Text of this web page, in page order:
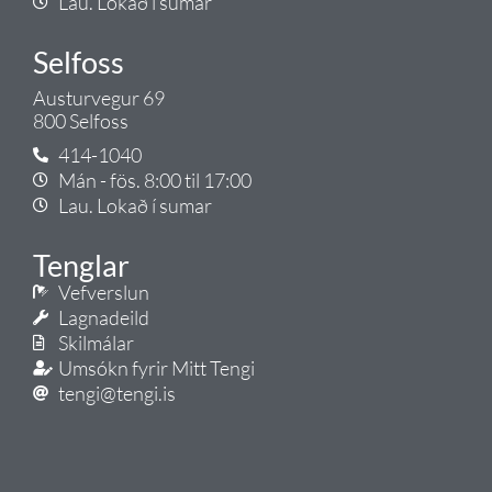
Selfoss
Austurvegur 69
800 Selfoss
414-1040
Mán - fös. 8:00 til 17:00
Lau. Lokað í sumar
Tenglar
Vefverslun
Lagnadeild
Skilmálar
Umsókn fyrir Mitt Tengi
tengi@tengi.is